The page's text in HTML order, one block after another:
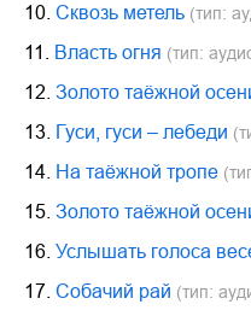
10. Сквозь метель (тип:
11. Власть огня (тип:
12. Золото таёжной
13. Гуси, гуси – лебеди
14. На таёжной тропе
15. Золото таёжной
16. Услышать голоса
17. Собачий рай (тип: